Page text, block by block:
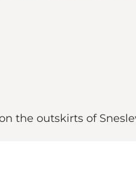
the outskirts of